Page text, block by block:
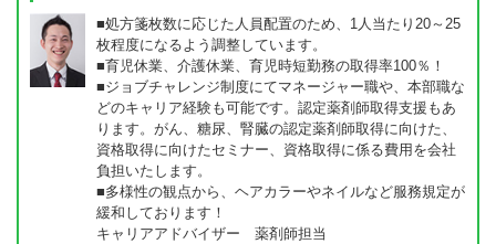
■処方箋枚数に応じた人員配置のため、1人当たり20～25
枚程度になるよう調整しています。
■育児休業、介護休業、育児時短勤務の取得率100％！
■ジョブチャレンジ制度にてマネージャー職や、本部職な
どのキャリア経験も可能です。認定薬剤師取得支援もあ
ります。がん、糖尿、腎臓の認定薬剤師取得に向けた、
資格取得に向けたセミナー、資格取得に係る費用を会社
負担いたします。
■多様性の観点から、ヘアカラーやネイルなど服務規定が
緩和しております！
キャリアアドバイザー 薬剤師担当